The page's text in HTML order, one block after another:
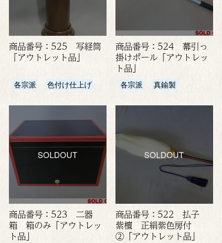
商品番号：525 写経筒
「アウトレット品」
各宗派 色付け仕上げ
商品番号：524 幕引っ
掛けポール「アウトレッ
ト品」
各宗派 真鍮製
SOLDOUT
商品番号：523 二器
箱 箱のみ「アウトレッ
ト品」
SOLDOUT
商品番号：522 払子
紫檀 正絹紫色房付
②「アウトレット品」